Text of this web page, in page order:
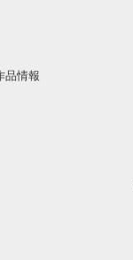
品情報